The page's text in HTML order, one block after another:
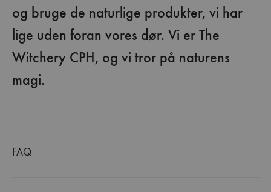
og bruge de naturlige produkter, vi har
lige uden foran vores dør. Vi er The
Witchery CPH, og vi tror på naturens
magi.
FAQ